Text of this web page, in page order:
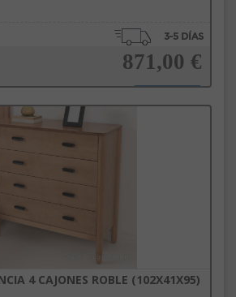
871,00 €
a la cesta
4 CAJONES ROBLE (102X41X95)